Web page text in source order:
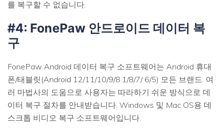
를 복구할 수 없습니다.
#4: FonePaw 안드로이드 데이터 복
구
FonePaw Android 데이터 복구 소프트웨어는 Android 휴대
폰/태블릿(Android 12/11/10/9/8.1/8/7/ 6/5) 모든 브랜드. 여
러 마법사의 도움으로 사용자는 따라하기 쉬운 방식으로 데
이터 복구 절차를 안내받습니다. Windows 및 Mac OS용 데
스크톱 비디오 복구 소프트웨어입니다.